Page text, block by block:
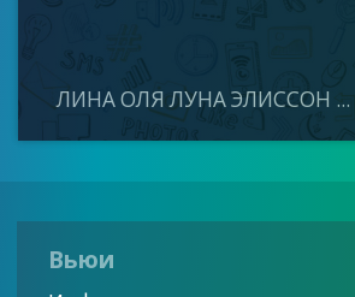
ЛИНА ОЛЯ ЛУНА ЭЛИССОН ...
Вьюи